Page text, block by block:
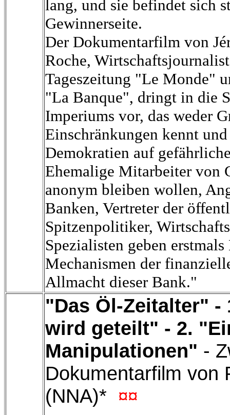
lang, und sie befindet sich
Gewinnerseite.
Der Dokumentarfilm von
Roche,
Tageszeitung "Le Monde"
"La Banque", dringt in die
Imperiums vor, das weder
Einschränkungen kennt
Demokratien auf
Ehemalige Mitarbeiter von
anonym bleiben wollen,
Banken, Vertreter der
Spitzenpolitiker,
Spezialisten geben
Mechanismen der
Allmacht dieser Bank."
"Das Öl-Zeitalter" -
wird geteilt" - 2.
Manipulationen" -
Dokumentarfilm
(NNA)* ¤¤